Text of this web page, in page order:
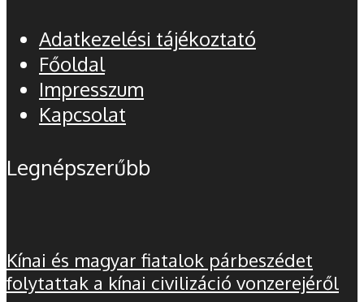
Adatkezelési tájékoztató
Főoldal
Impresszum
Kapcsolat
Legnépszerűbb
Kínai és magyar fiatalok párbeszédet
folytattak a kínai civilizáció vonzerejéről